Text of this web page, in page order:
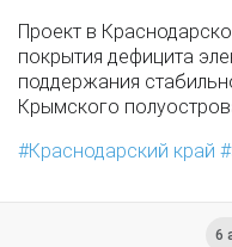
Проект в
покрытия дефицита
поддержания
Крымского
Краснодарский край
6